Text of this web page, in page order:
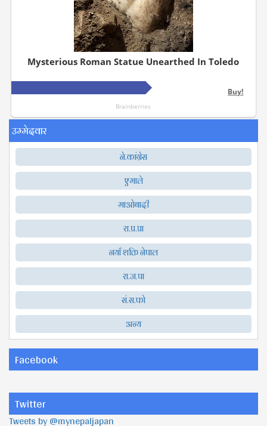
उम्मेदवार
ने.कांग्रेस
एमाले
माओबादी
रा.प्र.प्रा
नयाँ शक्ति नेपाल
रा.ज.पा
सं.स.फो
अन्य
Facebook
Twitter
Tweets by @mynepaljapan